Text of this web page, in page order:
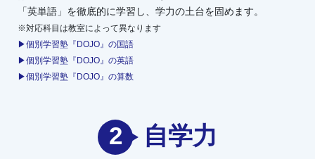
「英単語」を徹底的に学習し、学力の土台を固めます。
※対応科目は教室によって異なります
▶個別学習塾『DOJO』の国語
▶個別学習塾『DOJO』の英語
▶個別学習塾『DOJO』の算数
2 自学力